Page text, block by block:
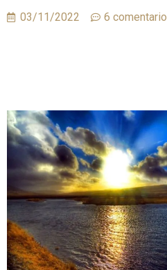
03/11/2022 6